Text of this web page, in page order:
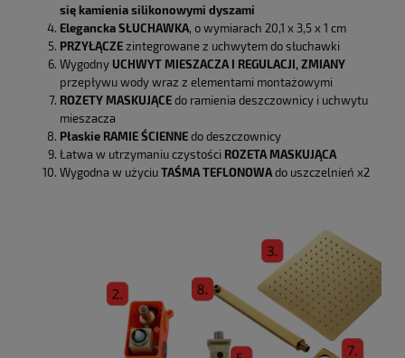
się kamienia silikonowymi dyszami
Elegancka SŁUCHAWKA, o wymiarach 20,1 x 3,5 x 1 cm
PRZYŁĄCZE zintegrowane z uchwytem do słuchawki
Wygodny UCHWYT MIESZACZA I REGULACJI, ZMIANY
przepływu wody wraz z elementami montażowymi
ROZETY MASKUJĄCE do ramienia deszczownicy i uchwytu
mieszacza
Płaskie RAMIE ŚCIENNE do deszczownicy
Łatwa w utrzymaniu czystości ROZETA MASKUJĄCA
Wygodna w użyciu TAŚMA TEFLONOWA do uszczelnień x2